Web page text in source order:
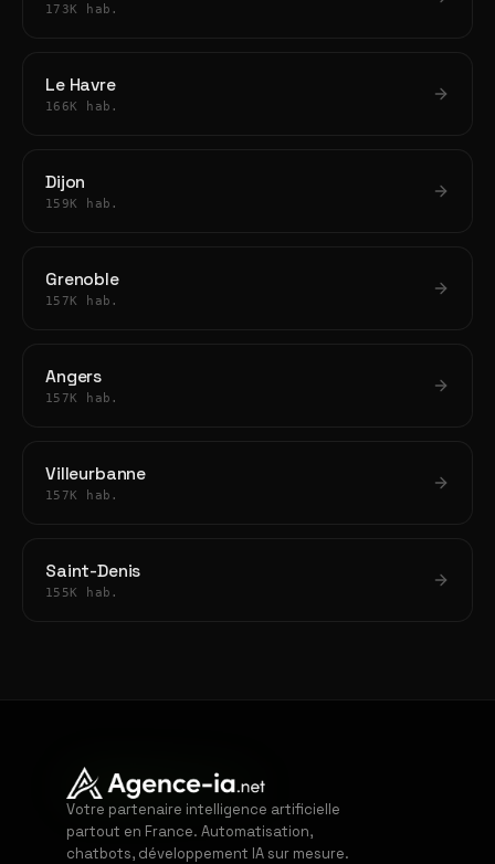
173K hab.
Le Havre
166K hab.
Dijon
159K hab.
Grenoble
157K hab.
Angers
157K hab.
Villeurbanne
157K hab.
Saint-Denis
155K hab.
Votre partenaire intelligence artificielle
partout en France. Automatisation,
chatbots, développement IA sur mesure.